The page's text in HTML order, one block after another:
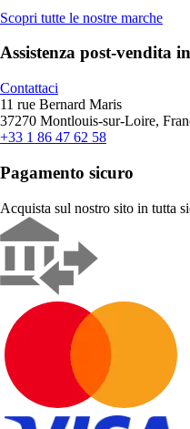
Scopri tutte le nostre marche
Assistenza post-vendita
Contattaci
11 rue Bernard Maris
37270 Montlouis-sur-Loire,
+33 1 86 47 62 58
Pagamento sicuro
Acquista sul nostro sito in tutta